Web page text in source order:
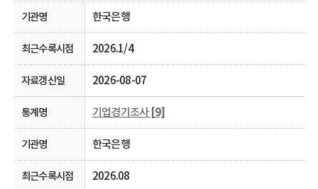
한국은행
2026.1/4
2026-08-07
기업경기조사 [9]
한국은행
2026.08